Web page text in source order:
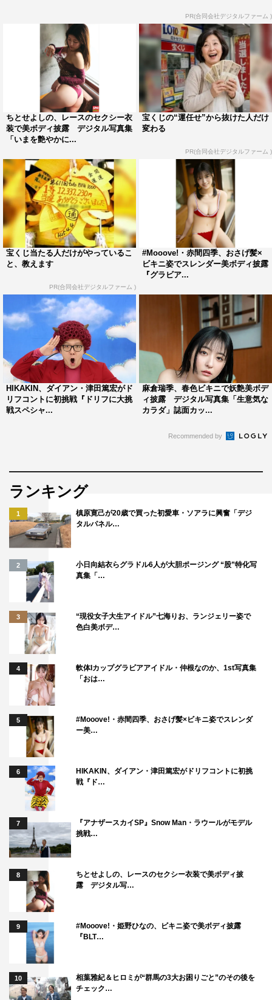
PR(合同会社デジタルファーム )
ちとせよしの、レースのセクシー衣
装で美ボディ披露 デジタル写真集
「いまを艶やかに...
宝くじの“運任せ”から抜けた人だけ
変わる
PR(合同会社デジタルファーム )
宝くじ当たる人だけがやっているこ
と、教えます
PR(合同会社デジタルファーム )
#Mooove!・赤間四季、おさげ髪×
ビキニ姿でスレンダー美ボディ披露
『グラビア...
HIKAKIN、ダイアン・津田篤宏がド
リフコントに初挑戦『ドリフに大挑
戦スペシャ...
麻倉瑞季、春色ビキニで妖艶美ボデ
ィ披露 デジタル写真集「生意気な
カラダ」誌面カッ...
Recommended by
ランキング
1
槙原寛己が20歳で買った初愛車・ソアラに興奮「デジ
タルパネル…
2
小日向結衣らグラドル6人が大胆ポージング “股”特化写
真集「…
3
“現役女子大生アイドル”七海りお、ランジェリー姿で
色白美ボデ…
4
軟体Iカップグラビアアイドル・仲根なのか、1st写真集
「おは…
5
#Mooove!・赤間四季、おさげ髪×ビキニ姿でスレンダ
ー美…
6
HIKAKIN、ダイアン・津田篤宏がドリフコントに初挑
戦『ド…
7
『アナザースカイSP』Snow Man・ラウールがモデル
挑戦…
8
ちとせよしの、レースのセクシー衣装で美ボディ披
露 デジタル写…
9
#Mooove!・姫野ひなの、ビキニ姿で美ボディ披露
『BLT…
10
相葉雅紀＆ヒロミが“群馬の3大お困りごと”のその後を
チェック…